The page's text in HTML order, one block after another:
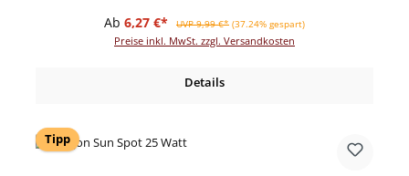
Verkaufspreis:
Ab 6,27 €* Regulärer Preis:
UVP 9,99 €* (37.24% gespart)
Preise inkl. MwSt. zzgl. Versandkosten
Details
Tipp